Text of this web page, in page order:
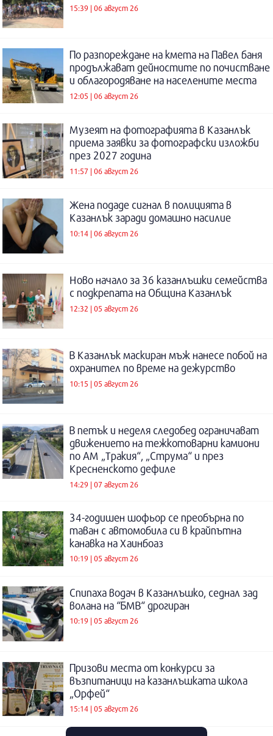
15:39 | 06 август 26
По разпореждане на кмета на Павел баня
продължават дейностите по почистване
и облагородяване на населените места
12:05 | 06 август 26
Музеят на фотографията в Казанлък
приема заявки за фотографски изложби
през 2027 година
11:57 | 06 август 26
Жена подаде сигнал в полицията в
Казанлък заради домашно насилие
10:14 | 06 август 26
Ново начало за 36 казанлъшки семейства
с подкрепата на Община Казанлък
12:32 | 05 август 26
В Казанлък маскиран мъж нанесе побой на
охранител по време на дежурство
10:15 | 05 август 26
В петък и неделя следобед ограничават
движението на тежкотоварни камиони
по АМ „Тракия“, „Струма“ и през
Кресненското дефиле
14:29 | 07 август 26
34-годишен шофьор се преобърна по
таван с автомобила си в крайпътна
канавка на Хаинбоаз
10:19 | 05 август 26
Спипаха водач в Казанлъшко, седнал зад
волана на “БМВ“ дрогиран
10:19 | 05 август 26
Призови места от конкурси за
възпитаници на казанлъшката школа
„Орфей“
15:14 | 05 август 26